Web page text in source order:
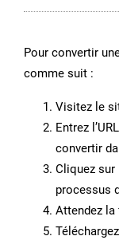
Pour convertir
comme suit :
Visitez le
Entrez
convertir
Cliquez sur
processus
Attendez la